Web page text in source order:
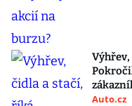
Auto.cz